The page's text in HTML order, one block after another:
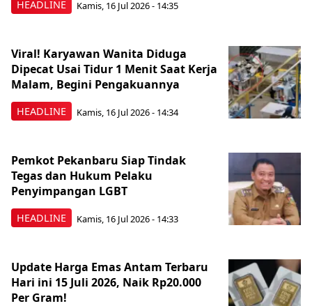
HEADLINE Kamis, 16 Jul 2026 - 14:35
HEADLINE
Viral! Karyawan Wanita Diduga
Dipecat Usai Tidur 1 Menit Saat Kerja
Malam, Begini Pengakuannya
Kamis, 16 Jul 2026 - 14:34
HEADLINE
Pemkot Pekanbaru Siap Tindak
Tegas dan Hukum Pelaku
Penyimpangan LGBT
Kamis, 16 Jul 2026 - 14:33
Update Harga Emas Antam Terbaru
Hari ini 15 Juli 2026, Naik Rp20.000
Per Gram!